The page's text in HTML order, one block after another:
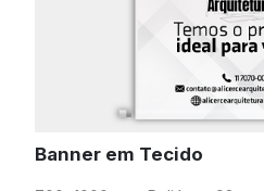
Banner em Tecido